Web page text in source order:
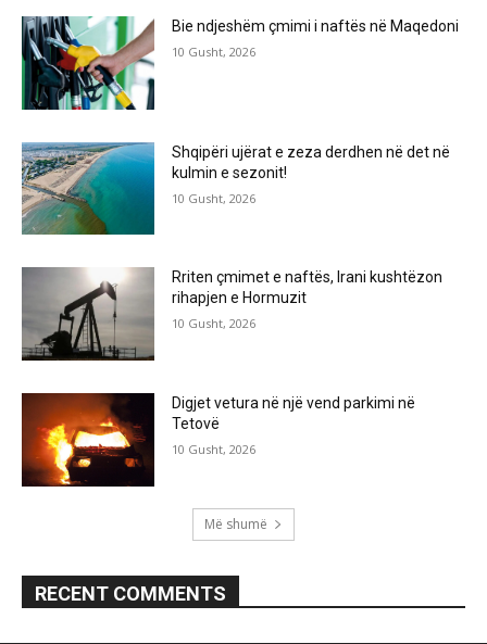
Bie ndjeshëm çmimi i naftës në Maqedoni
10 Gusht, 2026
Shqipëri ujërat e zeza derdhen në det në
kulmin e sezonit!
10 Gusht, 2026
Rriten çmimet e naftës, Irani kushtëzon
rihapjen e Hormuzit
10 Gusht, 2026
Digjet vetura në një vend parkimi në
Tetovë
10 Gusht, 2026
Më shumë
RECENT COMMENTS